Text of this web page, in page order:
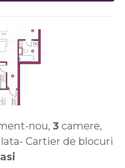
nou, 3 camere,
Cartier de blocuri